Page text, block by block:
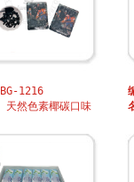
BG-1216
天然色素椰碳口味